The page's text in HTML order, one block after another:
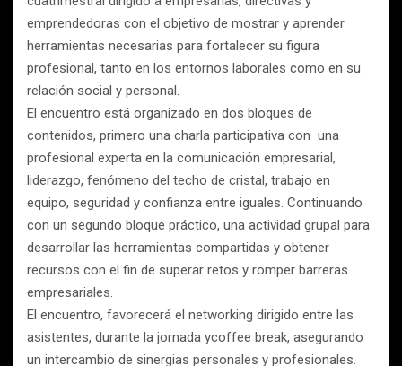
emprendedoras con el objetivo de mostrar y aprender
herramientas necesarias para fortalecer su figura
profesional, tanto en los entornos laborales como en su
relación social y personal.
El encuentro está organizado en dos bloques de
contenidos, primero una charla participativa con una
profesional experta en la comunicación empresarial,
liderazgo, fenómeno del techo de cristal, trabajo en
equipo, seguridad y confianza entre iguales. Continuando
con un segundo bloque práctico, una actividad grupal para
desarrollar las herramientas compartidas y obtener
recursos con el fin de superar retos y romper barreras
empresariales.
El encuentro, favorecerá el networking dirigido entre las
asistentes, durante la jornada ycoffee break, asegurando
un intercambio de sinergias personales y profesionales.